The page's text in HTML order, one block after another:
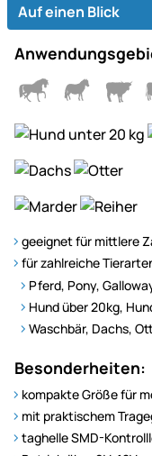
Auf einen Blick
geeignet für mittlere
für zahlreiche
Pferd, Pony,
Hund über 20kg,
Waschbär, Dachs,
Besonderheiten:
kompakte Größe für
mit praktischem
taghelle SMD-